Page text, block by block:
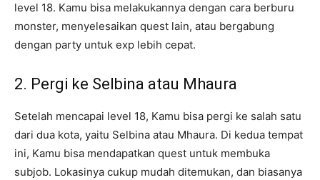
level 18. Kamu bisa melakukannya dengan cara berburu
monster, menyelesaikan quest lain, atau bergabung
dengan party untuk exp lebih cepat.
2. Pergi ke Selbina atau Mhaura
Setelah mencapai level 18, Kamu bisa pergi ke salah satu
dari dua kota, yaitu Selbina atau Mhaura. Di kedua tempat
ini, Kamu bisa mendapatkan quest untuk membuka
subjob. Lokasinya cukup mudah ditemukan, dan biasanya